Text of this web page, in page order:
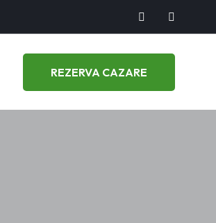
REZERVA CAZARE